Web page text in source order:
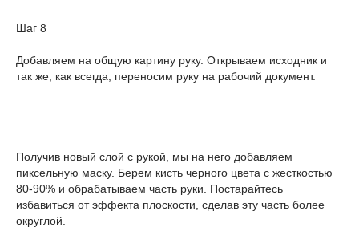
Шаг 8
Добавляем на общую картину руку. Открываем исходник и
так же, как всегда, переносим руку на рабочий документ.
Получив новый слой с рукой, мы на него добавляем
пиксельную маску. Берем кисть черного цвета с жесткостью
80-90% и обрабатываем часть руки. Постарайтесь
избавиться от эффекта плоскости, сделав эту часть более
округлой.